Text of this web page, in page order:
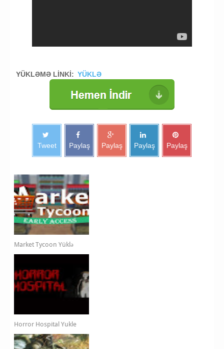
YÜKLƏMƏ LİNKİ: YÜKLƏ
Tweet Paylaş Paylaş Paylaş Paylaş
Market Tycoon Yüklə
Horror Hospital Yukle